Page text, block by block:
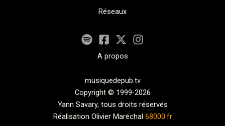
Réseaux
A propos
musiquedepub.tv
Copyright © 1999-2026
Yann Savary, tous droits réservés
Réalisation Olivier Maréchal 68000.fr